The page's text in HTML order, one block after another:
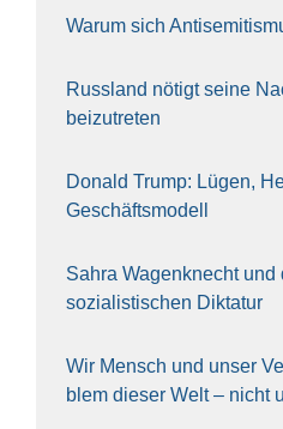
War­um sich
Russ­land nötigt sei­ne
bei­zu­tre­ten
Donald Trump: Lügen,
Geschäfts­mo­dell
Sahra Wagen­knecht
sozia­lis­ti­schen Dik­ta­tur
Wir Mensch und unser
blem die­ser Welt – nicht